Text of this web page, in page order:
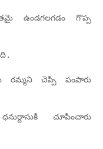
ఉండగలగడం గొప్ప
రమ్మని చెప్పి పంపారు
చూపించారు